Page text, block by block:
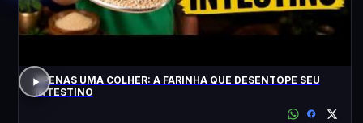
APENAS UMA COLHER: A FARINHA QUE DESENTOPE SEU
INTESTINO